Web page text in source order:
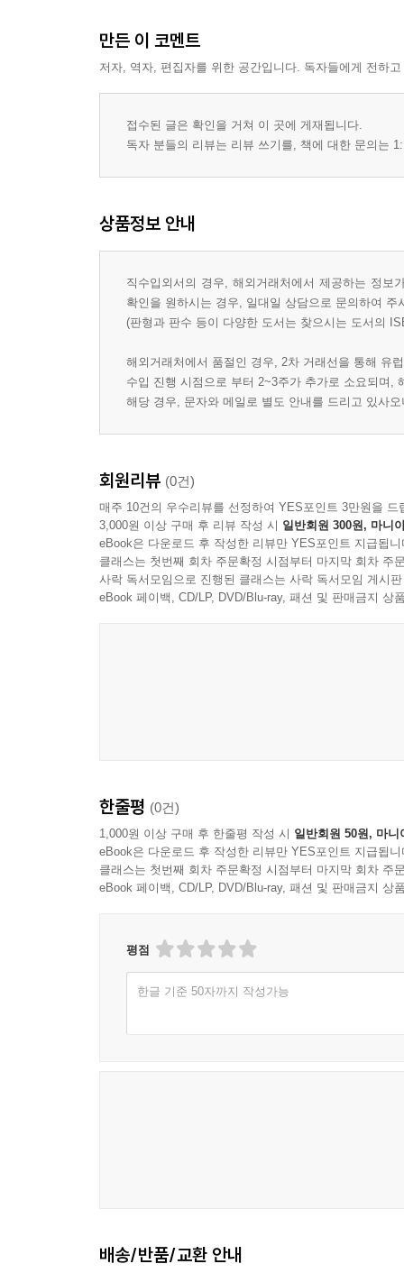
만든 이 코멘트
저자, 역자, 편집자를 위한 공간입니다. 독자들에게 전하
접수된 글은 확인을 거쳐 이 곳에 게재됩니다.
독자 분들의 리뷰는 리뷰 쓰기를, 책에 대한 문의는
상품정보 안내
직수입외서의 경우, 해외거래처에서 제공하는 정
확인을 원하시는 경우, 일대일 상담으로 문의하여 주
(판형과 판수 등이 다양한 도서는 찾으시는 도서의
해외거래처에서 품절인 경우, 2차 거래선을 통해 유
수입 진행 시점으로 부터 2~3주가 추가로 소요되며,
해당 경우, 문자와 메일로 별도 안내를 드리고 있사
회원리뷰 (0건)
매주 10건의 우수리뷰를 선정하여 YES포인트 3만원을 드
3,000원 이상 구매 후 리뷰 작성 시 일반회원 300원, 마니
eBook은 다운로드 후 작성한 리뷰만 YES포인트 지급됩니
클래스는 첫번째 회차 주문확정 시점부터 마지막 회차 주
사락 독서모임으로 진행된 클래스는 사락 독서모임 게시
eBook 페이백, CD/LP, DVD/Blu-ray, 패션 및 판매금지 상
한줄평 (0건)
1,000원 이상 구매 후 한줄평 작성 시 일반회원 50원, 마니
eBook은 다운로드 후 작성한 리뷰만 YES포인트 지급됩니
클래스는 첫번째 회차 주문확정 시점부터 마지막 회차 주
eBook 페이백, CD/LP, DVD/Blu-ray, 패션 및 판매금지 상
평점
한글 기준 50자까지 작성가능
배송/반품/교환 안내